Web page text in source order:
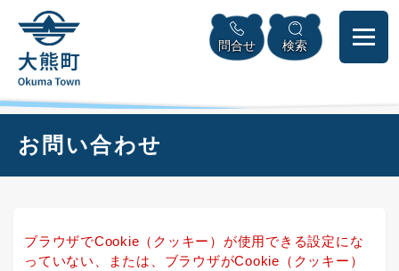
頭
メニューを飛ばして本文へ
問合せ 検索
お問い合わせ
ブラウザでCookie（クッキー）が使用できる設定にな
っていない、または、ブラウザがCookie（クッキー）